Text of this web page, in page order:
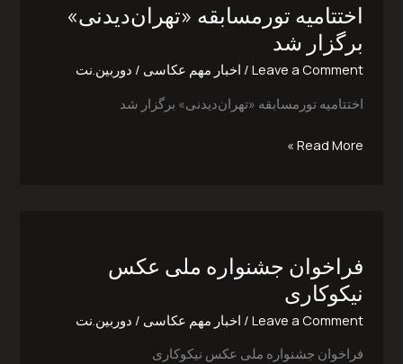
اختتامیه تورمسابقه «تهران‌دیدنی»
برگزار شد
Leave a Comment
/ اخبار مهم عکاسی / دوربین.نت
اختتامیه تورمسابقه «تهران‌دیدنی» برگزار شد
«تهران‌دیدنی»
برگزار
شد
Read More »
فراخوان جشنواره ملی عکس
نیکوکاری
Leave a Comment
/ اخبار مهم عکاسی / دوربین.نت
فراخوان جشنواره ملی عکس نیکوکاری
ملی
عکس
نیکوکاری